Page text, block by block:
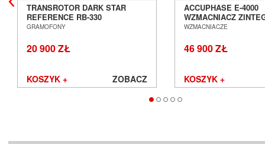
TRANSROTOR DARK STAR
REFERENCE RB-330
GRAMOFON ANALOGOWY
GRAMOFONY
20 900 ZŁ
KOSZYK + ZOBACZ
ACCUPHASE E-4000
WZMACNIACZ
SALON POZNAŃ
WZMACNIACZE
46 900 ZŁ
KOSZYK +